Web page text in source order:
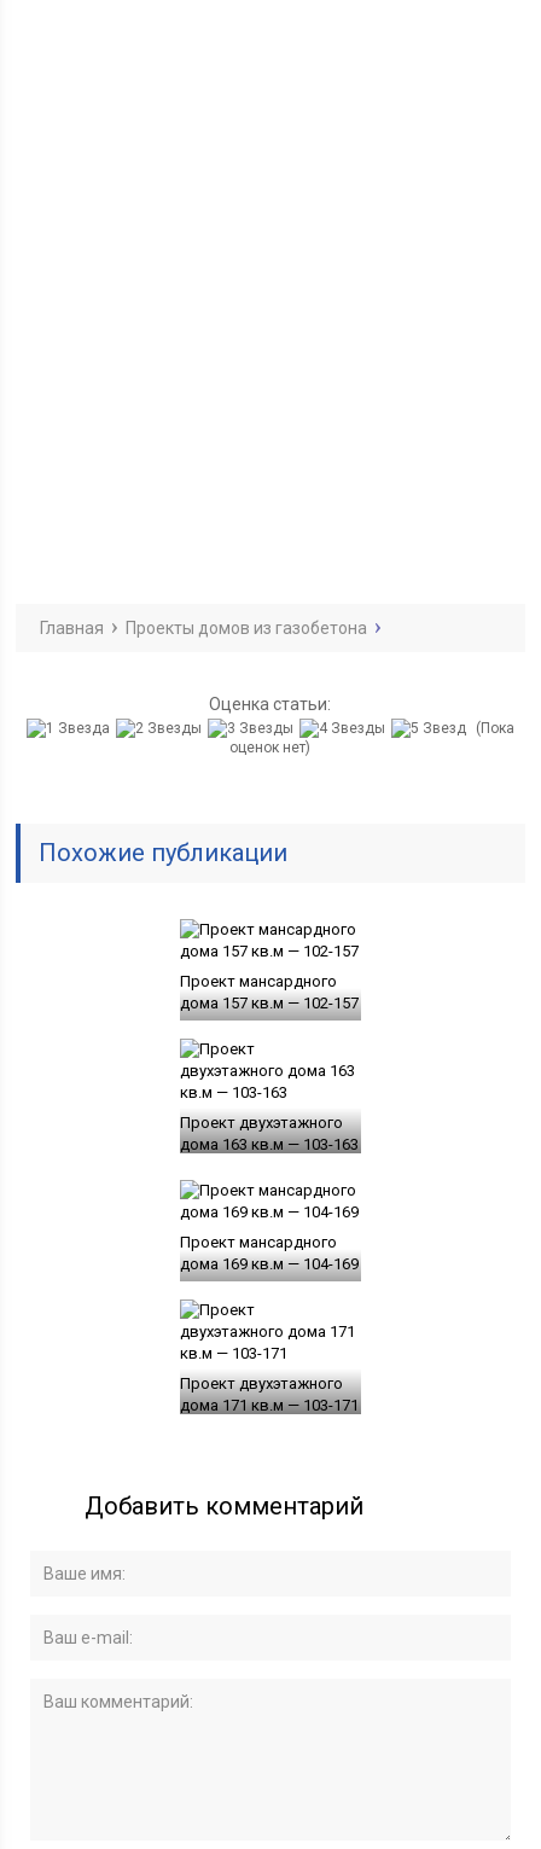
Главная Проекты домов из газобетона
Оценка статьи:
(Пока
оценок нет)
Похожие публикации
Проект мансардного
дома 157 кв.м — 102-157
Проект двухэтажного
дома 163 кв.м — 103-163
Проект мансардного
дома 169 кв.м — 104-169
Проект двухэтажного
дома 171 кв.м — 103-171
Добавить комментарий